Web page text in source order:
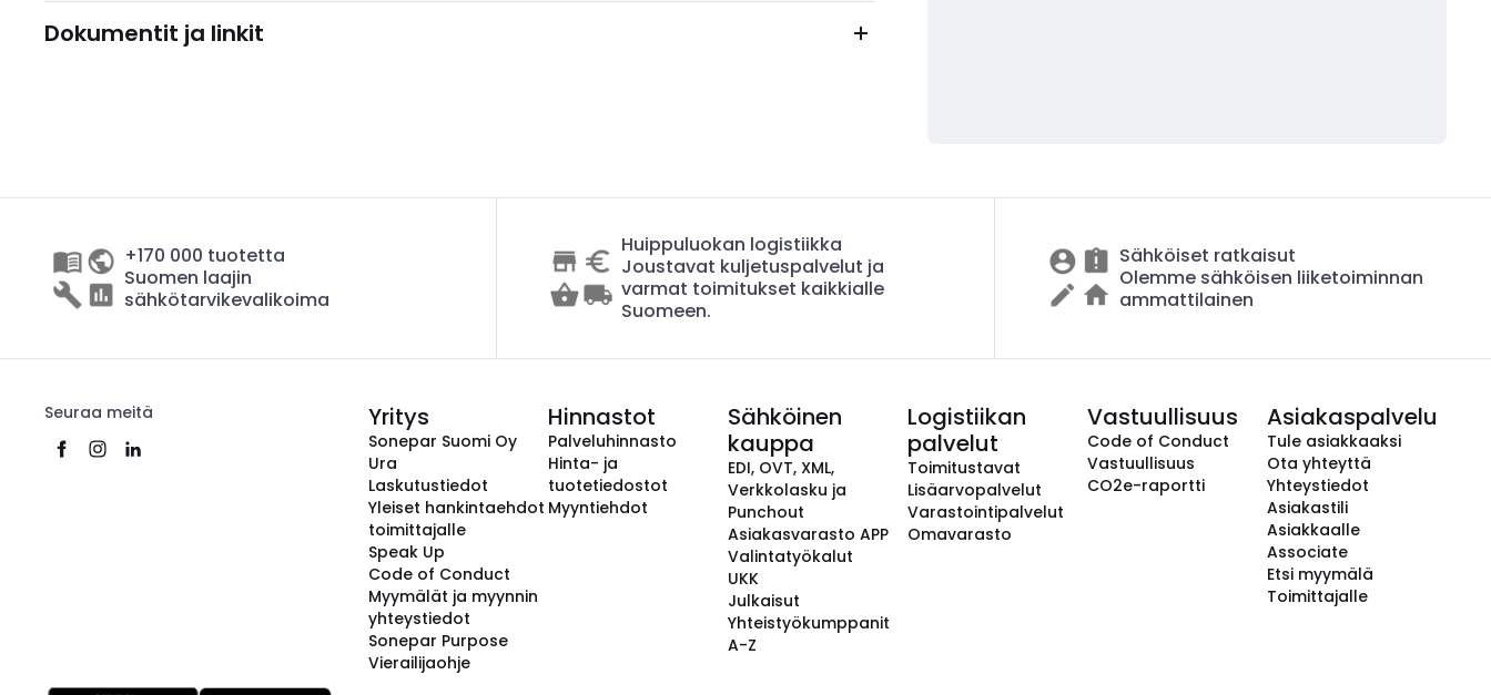
Dokumentit ja linkit
+170 000 tuotetta
Suomen laajin
sähkötarvikevalikoima
Huippuluokan logistiikka
Joustavat kuljetuspalvelut ja
varmat toimitukset kaikkialle
Suomeen.
Sähköiset ratkaisut
Olemme sähköisen liiketoiminnan
ammattilainen
Seuraa meitä Yritys
Sonepar Suomi Oy
Ura
Laskutustiedot
Yleiset hankintaehdot
toimittajalle
Speak Up
Code of Conduct
Myymälät ja myynnin
yhteystiedot
Sonepar Purpose
Vierailijaohje
Hinnastot
Palveluhinnasto
Hinta- ja
tuotetiedostot
Myyntiehdot
Sähköinen
kauppa
EDI, OVT, XML,
Verkkolasku ja
Punchout
Asiakasvarasto APP
Valintatyökalut
UKK
Julkaisut
Yhteistyökumppanit
A-Z
Logistiikan
palvelut
Toimitustavat
Lisäarvopalvelut
Varastointipalvelut
Omavarasto
Vastuullisuus
Code of Conduct
Vastuullisuus
CO2e-raportti
Asiakaspalvelu
Tule asiakkaaksi
Ota yhteyttä
Yhteystiedot
Asiakastili
Asiakkaalle
Associate
Etsi myymälä
Toimittajalle